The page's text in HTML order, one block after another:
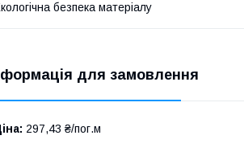
безпека матеріалу
для замовлення
297,43 ₴/пог.м